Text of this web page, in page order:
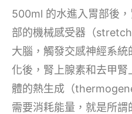
500ml 的水進入胃部後
部的機械感受器（
大腦，觸發交感神經系
化後，腎上腺素和去甲
體的熱生成（
需要消耗能量，就是所謂